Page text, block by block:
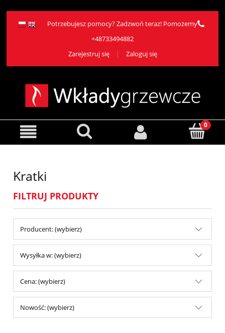
Potrzebujesz pomocy? Zadzwoń teraz! Pomożemy
+48733494882
Zarejestruj się
Zaloguj się
Kratki
FILTRUJ PRODUKTY
Producent: (wybierz)
Wysyłka w: (wybierz)
Cena: (wybierz)
Nowość: (wybierz)